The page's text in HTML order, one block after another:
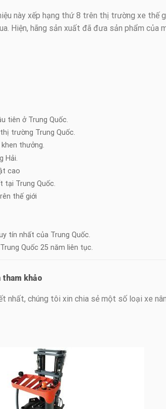
này xếp hạng thứ 8 trên thị trường xe thế
Hiện, hãng sản xuất đã đưa sản phẩm của
tiên ở Trung Quốc.
trường Trung Quốc.
thưởng.
Hải.
cao
tại Trung Quốc.
thế giới
tín nhất của Trung Quốc.
Quốc 25 năm liên tục.
khảo
chúng tôi xin chia sẻ một số loại xe